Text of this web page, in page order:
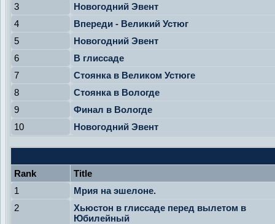
3
Новогодний Эвент
4
Впереди - Великий Устюг
5
Новогодний Эвент
6
В глиссаде
7
Стоянка в Великом Устюге
8
Стоянка в Вологде
9
Финал в Вологде
10
Новогодний Эвент
Rank
Title
1
Мрия на эшелоне.
2
Хьюстон в глиссаде перед вылетом в
Юбилейный